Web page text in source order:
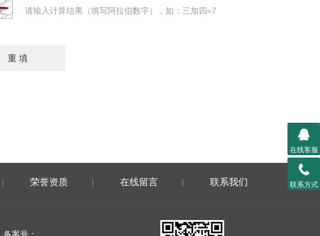
请输入计算结果（填写阿拉伯数字），如：三加四=7
| 荣誉资质 | 在线留言 | 联系我们
在线客服
联系方式